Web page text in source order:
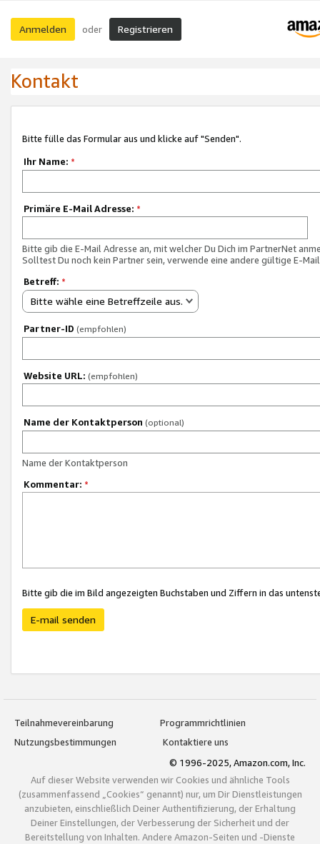
Anmelden oder Registrieren
Kontakt
Bitte fülle das Formular aus und klicke auf "Senden".
Ihr Name: *
Primäre E-Mail Adresse: *
Bitte gib die E-Mail Adresse an, mit welcher Du Dich im PartnerNet
Solltest Du noch kein Partner sein, verwende eine andere gültige E-
Betreff: *
Bitte wähle eine Betreffzeile aus.
Partner-ID (empfohlen)
Website URL: (empfohlen)
Name der Kontaktperson (optional)
Name der Kontaktperson
Kommentar: *
Bitte gib die im Bild angezeigten Buchstaben und Ziffern in das
E-mail senden
Teilnahmevereinbarung
Programmrichtlinien
Nutzungsbestimmungen
Kontaktiere uns
© 1996-2025, Amazon.com, Inc.
Auf dieser Website verwenden wir Cookies und ähnliche Tools
(zusammenfassend „Cookies“ genannt) nur, um Dir Dienstleistungen
anzubieten, einschließlich Deiner Authentifizierung, der Erhaltung
Deiner Einstellungen, der Verbesserung der Sicherheit und der
Bereitstellung von Inhalten. Andere Amazon-Seiten und -Dienste